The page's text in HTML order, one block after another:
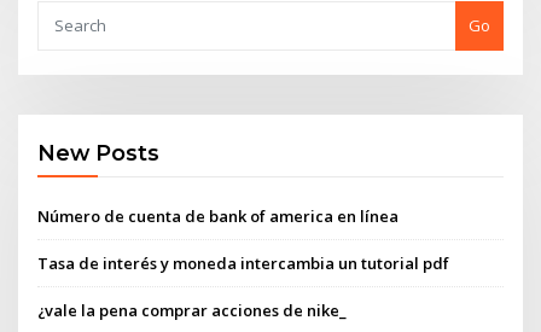
Go
New Posts
Número de cuenta de bank of america en línea
Tasa de interés y moneda intercambia un tutorial pdf
¿vale la pena comprar acciones de nike_